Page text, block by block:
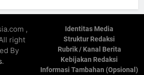
,
right
By
.
Identitas Media
Struktur Redaksi
Rubrik / Kanal Berita
Kebijakan Redaksi
Informasi Tambahan (Opsional)